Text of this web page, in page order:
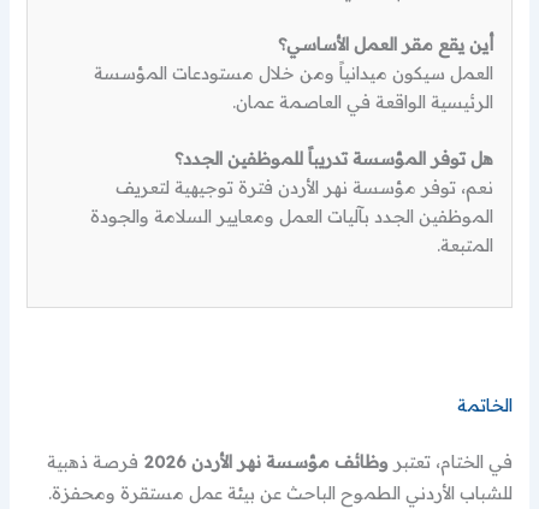
أين يقع مقر العمل الأساسي؟
العمل سيكون ميدانياً ومن خلال مستودعات المؤسسة
الرئيسية الواقعة في العاصمة عمان.
هل توفر المؤسسة تدريباً للموظفين الجدد؟
نعم، توفر مؤسسة نهر الأردن فترة توجيهية لتعريف
الموظفين الجدد بآليات العمل ومعايير السلامة والجودة
المتبعة.
الخاتمة
في الختام، تعتبروظائف مؤسسة نهر الأردن 2026
فرصة ذهبية
للشباب الأردني الطموح الباحث عن بيئة عمل مستقرة ومحفزة.